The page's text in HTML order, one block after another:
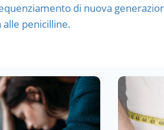
di nuova
penicilline.